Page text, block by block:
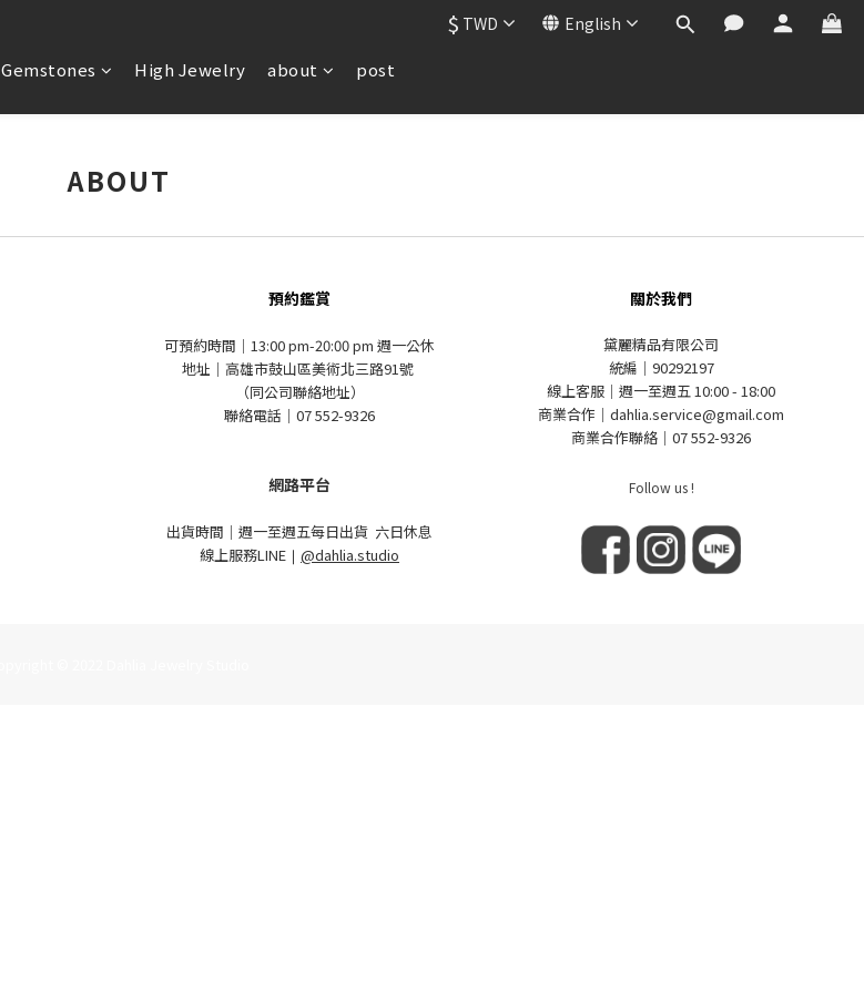
$ TWD English
Gemstones High Jewelry about post
ABOUT
預約鑑賞
可預約時間｜13:00 pm-20:00 pm 週一公休
地址｜高雄市鼓山區美術北三路91號
（同公司聯絡地址）
聯絡電話｜07 552-9326
網路平台
出貨時間｜週一至週五每日出貨 六日休息
線上服務LINE ｜ @dahlia.studio
關於我們
黛麗精品有限公司
統編｜90292197
線上客服｜週一至週五 10:00 - 18:00
商業合作｜dahlia.service@gmail.com
商業合作聯絡｜07 552-9326
Follow us !